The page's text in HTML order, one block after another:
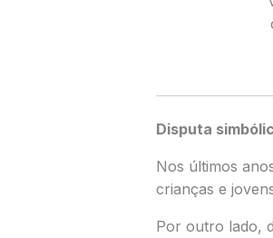
Disputa
Nos últimos
crianças e
Por outro lado,